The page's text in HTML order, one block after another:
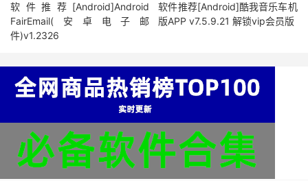
软件推荐[Android]Android
FairEmail(安卓电子邮
件)v1.2326
软件推荐[Android]酷我音乐车机
版APP v7.5.9.21 解锁vip会员版